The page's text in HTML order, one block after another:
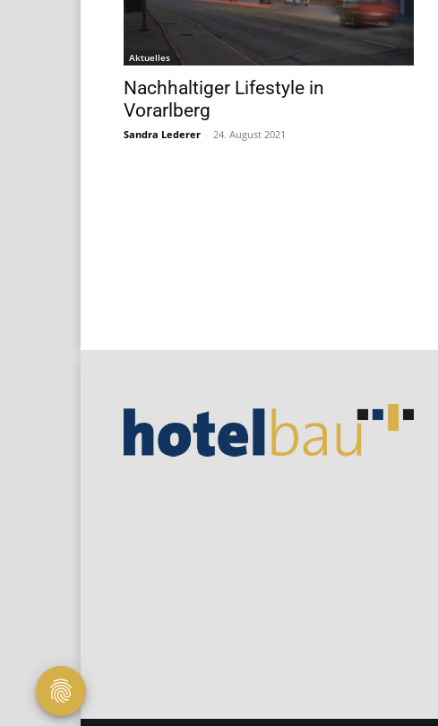
Aktuelles
Nachhaltiger Lifestyle in
Vorarlberg
Sandra Lederer - 24. August 2021